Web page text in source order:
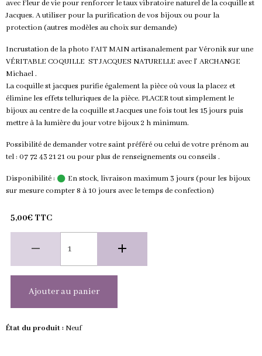
avec Fleur de vie pour renforcer le taux vibratoire naturel de la coquille st
Jacques. A utiliser pour la purification de vos bijoux ou pour la
protection (autres modèles au choix sur demande)
Incrustation de la photo FAIT MAIN artisanalement par Véronik sur une
VÉRITABLE COQUILLE ST JACQUES NATURELLE avec l' ARCHANGE
Michael .
La coquille st jacques purifie également la pièce où vous la placez et
élimine les effets telluriques de la pièce. PLACER tout simplement le
bijoux au centre de la coquille st Jacques une fois tout les 15 jours puis
mettre à la lumière du jour votre bijoux 2 h minimum.
Possibilité de demander votre saint préféré ou celui de votre prénom au
tel : 07 72 43 21 21 ou pour plus de renseignements ou conseils .
Disponibilité :
En stock, livraison maximum 3 jours (pour les bijoux
sur mesure compter 8 à 10 jours avec le temps de confection)
5,00€ TTC
Ajouter au panier
État du produit :Neuf